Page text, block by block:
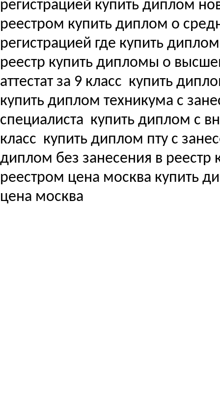
регистрацией купить диплом
реестром купить диплом о
регистрацией где купить
реестр купить дипломы о
аттестат за 9 класс купить
купить диплом техникума с
специалиста купить диплом с
класс купить диплом пту с
диплом без занесения в реестр
реестром цена москва купить
цена москва